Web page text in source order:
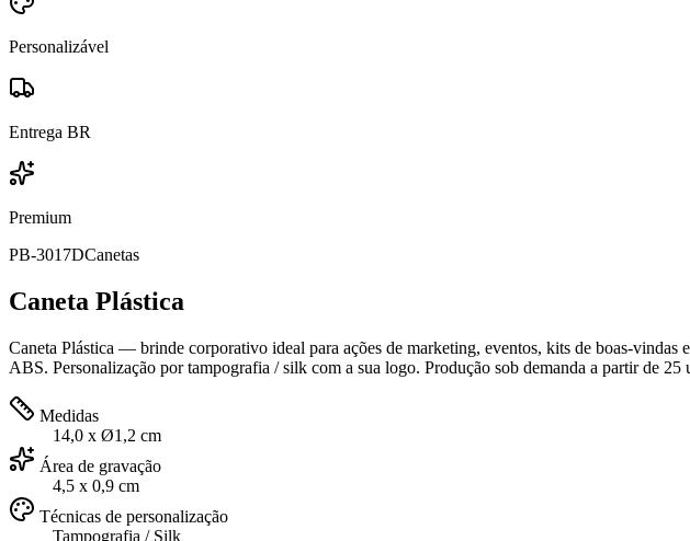
Personalizável
Entrega BR
Premium
PB-3017DCanetas
Caneta Plástica
Caneta Plástica — brinde corporativo ideal para ações de marketing, eventos, kits de boas-
ABS. Personalização por tampografia / silk com a sua logo. Produção sob demanda a partir de 25
Medidas
14,0 x Ø1,2 cm
Área de gravação
4,5 x 0,9 cm
Técnicas de personalização
Tampografia / Silk